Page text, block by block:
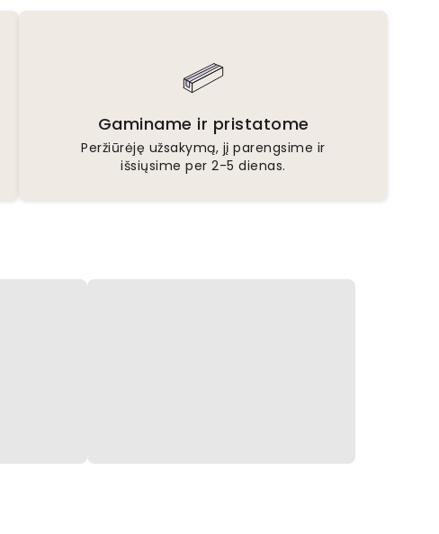
Gaminame ir pristatome
Peržiūrėję užsakymą, jį parengsime ir
išsiųsime per 2-5 dienas.